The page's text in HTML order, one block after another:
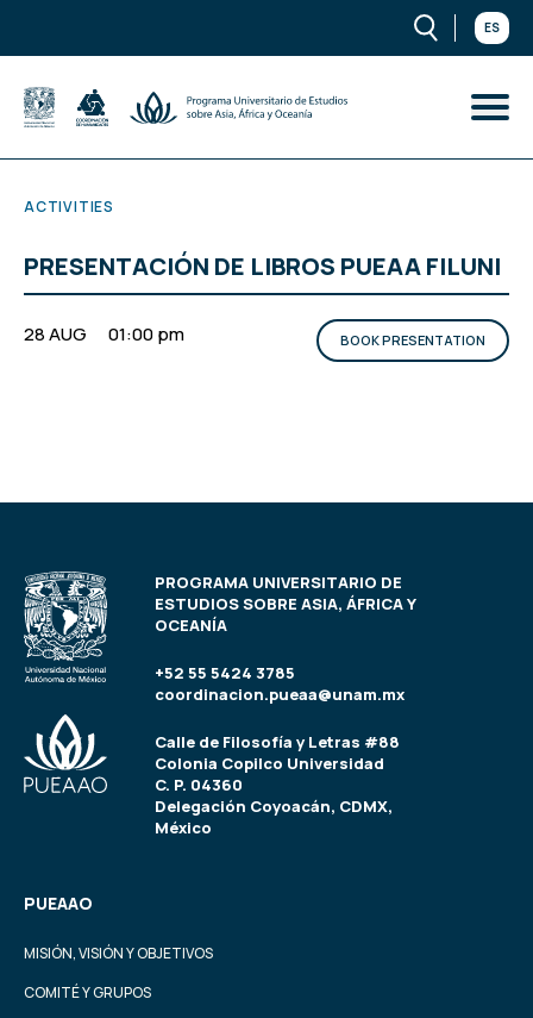
ES
ACTIVITIES
PRESENTACIÓN DE LIBROS PUEAA FILUNI
28 AUG 01:00 pm BOOK PRESENTATION
PROGRAMA UNIVERSITARIO DE
ESTUDIOS SOBRE ASIA, ÁFRICA Y
OCEANÍA
+52 55 5424 3785
coordinacion.pueaa@unam.mx
Calle de Filosofía y Letras #88
Colonia Copilco Universidad
C. P. 04360
Delegación Coyoacán, CDMX,
México
PUEAAO
MISIÓN, VISIÓN Y OBJETIVOS
COMITÉ Y GRUPOS